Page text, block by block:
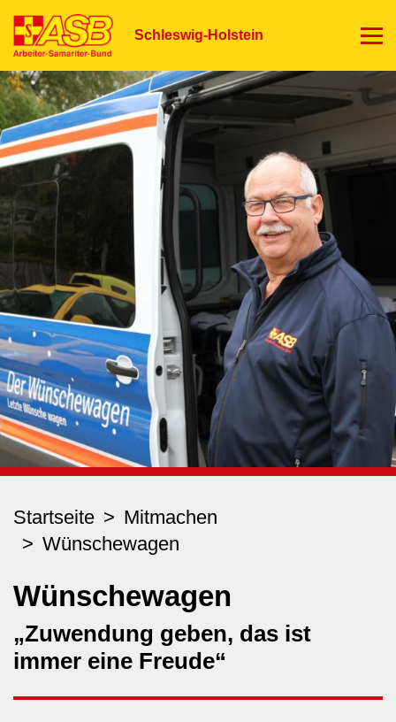
zum
Schleswig-Holstein
Startseite
Mitmachen
Wünschewagen
Wünschewagen
„Zuwendung geben, das ist
immer eine Freude“